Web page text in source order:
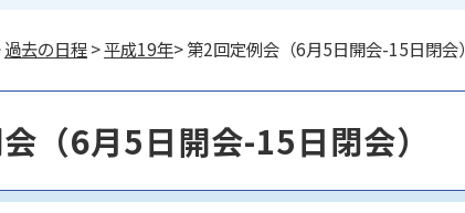
過去の日程>平成19年> 第2回定例会（6月5日開会-15日閉会）
（6月5日開会-15日閉会）